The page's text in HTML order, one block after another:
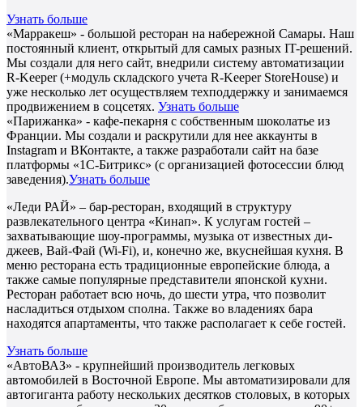
Узнать больше
«Марракеш» - большой ресторан на набережной Самары. Наш
постоянный клиент, открытый для самых разных IT-решений.
Мы создали для него сайт, внедрили систему автоматизации
R-Keeper (+модуль складского учета R-Keeper StoreHouse) и
уже несколько лет осуществляем техподдержку и занимаемся
продвижением в соцсетях. Узнать больше
«Парижанка» - кафе-пекарня с собственным шоколатье из
Франции. Мы создали и раскрутили для нее аккаунты в
Instagram и ВКонтакте, а также разработали сайт на базе
платформы «1С-Битрикс» (с организацией фотосессии блюд
заведения).Узнать больше
«Леди РАЙ» – бар-ресторан, входящий в структуру
развлекательного центра «Кинап». К услугам гостей –
захватывающие шоу-программы, музыка от известных ди-
джеев, Вай-Фай (Wi-Fi), и, конечно же, вкуснейшая кухня. В
меню ресторана есть традиционные европейские блюда, а
также самые популярные представители японской кухни.
Ресторан работает всю ночь, до шести утра, что позволит
насладиться отдыхом сполна. Также во владениях бара
находятся апартаменты, что также располагает к себе гостей.
Узнать больше
«АвтоВАЗ» - крупнейший производитель легковых
автомобилей в Восточной Европе. Мы автоматизировали для
автогиганта работу нескольких десятков столовых, в которых